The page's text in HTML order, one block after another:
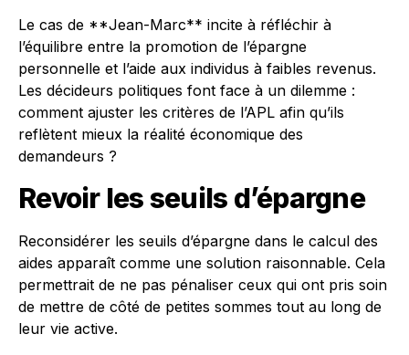
Le cas de **Jean-Marc** incite à réfléchir à
l’équilibre entre la promotion de l’épargne
personnelle et l’aide aux individus à faibles revenus.
Les décideurs politiques font face à un dilemme :
comment ajuster les critères de l’APL afin qu’ils
reflètent mieux la réalité économique des
demandeurs ?
Revoir les seuils d’épargne
Reconsidérer les seuils d’épargne dans le calcul des
aides apparaît comme une solution raisonnable. Cela
permettrait de ne pas pénaliser ceux qui ont pris soin
de mettre de côté de petites sommes tout au long de
leur vie active.